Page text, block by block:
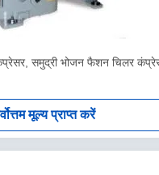
कंप्रेसर, समुद्री भोजन फैशन चिलर
मूल्य प्राप्त करें